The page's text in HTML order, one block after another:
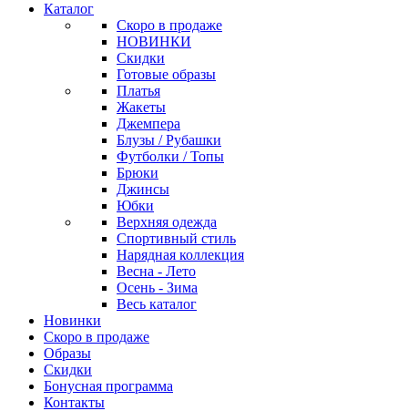
Каталог
Скоро в продаже
НОВИНКИ
Скидки
Готовые образы
Платья
Жакеты
Джемпера
Блузы / Рубашки
Футболки / Топы
Брюки
Джинсы
Юбки
Верхняя одежда
Спортивный стиль
Нарядная коллекция
Весна - Лето
Осень - Зима
Весь каталог
Новинки
Скоро в продаже
Образы
Скидки
Бонусная программа
Контакты